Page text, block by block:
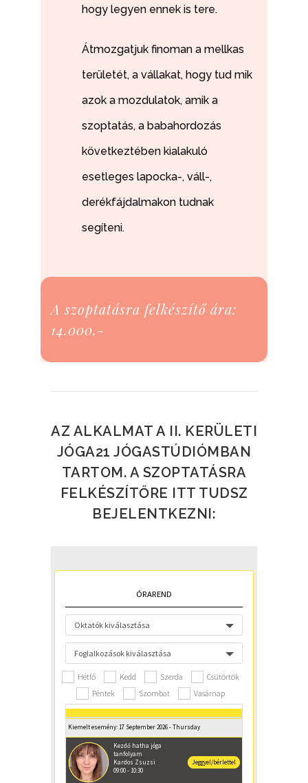
hogy legyen ennek is tere.
Átmozgatjuk finoman a mellkas
területét, a vállakat, hogy tud mik
azok a mozdulatok, amik a
szoptatás, a babahordozás
következtében kialakuló
esetleges lapocka-, váll-,
derékfájdalmakon tudnak
segíteni.
A szoptatásra felkészítő ára:
14.000.-
AZ ALKALMAT A II. KERÜLETI
JÓGA21 JÓGASTÚDIÓMBAN
TARTOM. A SZOPTATÁSRA
FELKÉSZÍTŐRE ITT TUDSZ
BEJELENTKEZNI: